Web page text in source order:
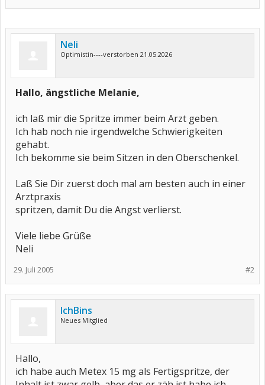
Neli
Optimistin----verstorben 21.05.2026
Hallo, ängstliche Melanie,
ich laß mir die Spritze immer beim Arzt geben.
Ich hab noch nie irgendwelche Schwierigkeiten
gehabt.
Ich bekomme sie beim Sitzen in den Oberschenkel.
Laß Sie Dir zuerst doch mal am besten auch in einer
Arztpraxis
spritzen, damit Du die Angst verlierst.
Viele liebe Grüße
Neli
#2
29. Juli 2005
IchBins
Neues Mitglied
Hallo,
ich habe auch Metex 15 mg als Fertigspritze, der